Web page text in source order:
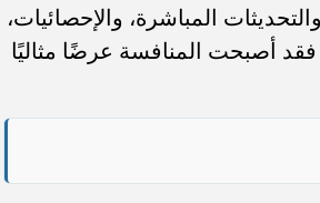
المباشرة، والإحصائيات،
فقد أصبحت المنافسة عرضًا مثاليًا